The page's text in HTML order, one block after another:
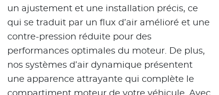
un ajustement et une installation précis, ce
qui se traduit par un flux d’air amélioré et une
contre-pression réduite pour des
performances optimales du moteur. De plus,
nos systèmes d’air dynamique présentent
une apparence attrayante qui complète le